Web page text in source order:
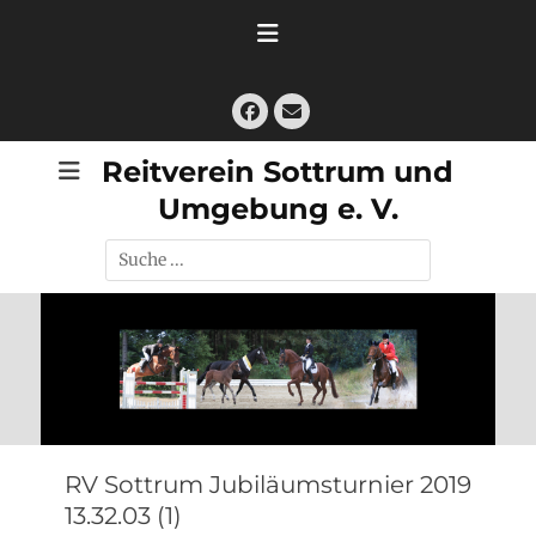
Facebook
E-
Mail
Reitverein Sottrum und
Umgebung e. V.
Suche
nach:
RV Sottrum Jubiläumsturnier 2019
13.32.03 (1)